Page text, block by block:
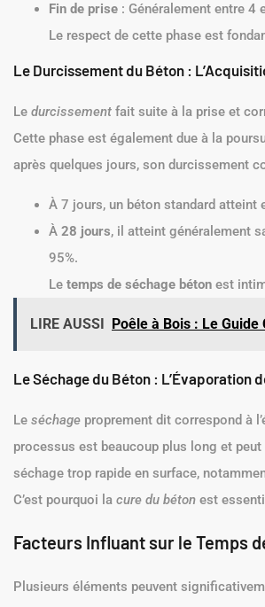
Fin de prise : Généralement entre 4
Le respect de cette phase est
Le Durcissement du Béton :
Le durcissement fait suite à la prise et
Cette phase est également due à la
après quelques jours, son durcissement
À 7 jours, un béton standard atteint
À 28 jours, il atteint généralement
95%.
Le temps de séchage béton est
LIRE AUSSI Poêle à Bois : Le
Le Séchage du Béton : L’Évaporation
Le séchage proprement dit correspond à
processus est beaucoup plus long et
séchage trop rapide en surface,
C’est pourquoi la cure du béton est
Facteurs Influant sur le Temps
Plusieurs éléments peuvent